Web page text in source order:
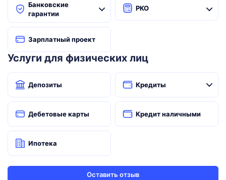
Банковские
гарантии
РКО
Зарплатный проект
Услуги для физических лиц
Депозиты Кредиты
Дебетовые карты Кредит наличными
Ипотека
Оставить отзыв